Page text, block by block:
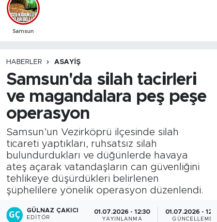
Samsun
HABERLER ASAYIŞ
Samsun'da silah tacirleri
ve magandalara peş peşe
operasyon
Samsun’un Vezirköprü ilçesinde silah
ticareti yaptıkları, ruhsatsız silah
bulundurdukları ve düğünlerde havaya
ateş açarak vatandaşların can güvenliğini
tehlikeye düşürdükleri belirlenen
şüphelilere yönelik operasyon düzenlendi.
GÜLNAZ ÇAKICI
EDITÖR
01.07.2026 - 12:30
YAYINLANMA
01.07.2026 -
GÜNCELLEME
Trafik Durumu
Süper Lig Puan Durumu ve Fikstür
Son Dakika Haberleri
Haber Arşivi